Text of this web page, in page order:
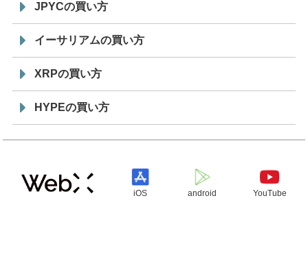
JPYCの買い方
イーサリアムの買い方
XRPの買い方
HYPEの買い方
iOS android YouTube